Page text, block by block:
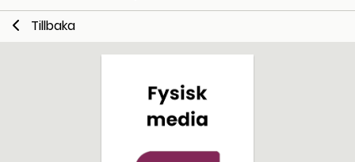
Tillbaka